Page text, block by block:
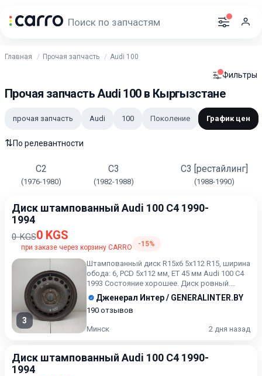
Главная Прочая запчасть Audi 100
Фильтры
Прочая запчасть Audi 100 в Кыргызстане
прочая запчасть Audi 100 Поколение График цен
⇅По релевантности
С2
(1976-1980)
С3
(1982-1988)
С3 [рестайлинг]
(1988-1990)
Диск штампованный Audi 100 C4 1990-
1994
0 KGS0 KGS
при заказе через корзину CARRO -15%
3
Штампованный диск R15x6 5x112 R15, ширина
обода: 6, PCD 5x112 мм, ET 45 мм Audi 100 C4
1993 Состояние хорошее. Диск ровный.
Время на провер...
Дженерал Интер / GENERALINTER.BY
190 отзывов
Минск 2 дня назад
Диск штампованный Audi 100 C4 1990-
1994